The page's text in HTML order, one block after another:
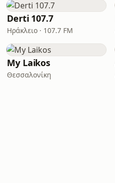
Derti 107.7
Ηράκλειο · 107.7 FM
My Laikos
Θεσσαλονίκη